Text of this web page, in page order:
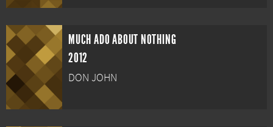
MUCH ADO ABOUT NOTHING
2012
DON JOHN